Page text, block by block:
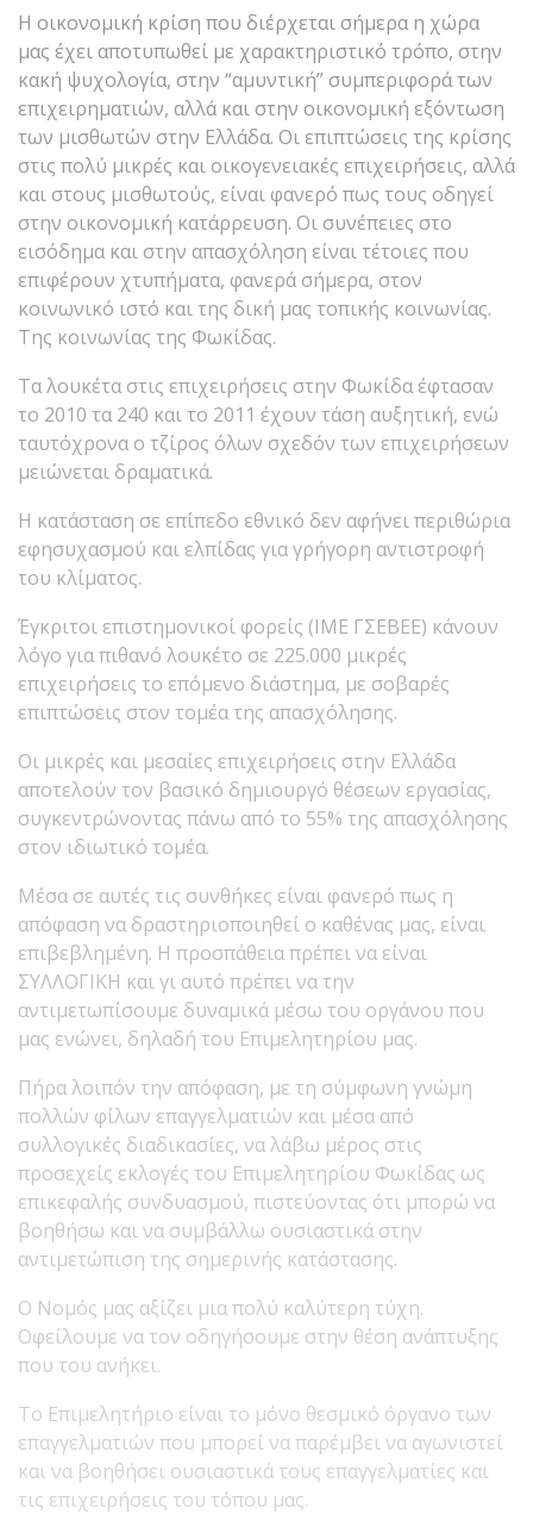
Η οικονομική κρίση που διέρχεται σήμερα η χώρα
μας έχει αποτυπωθεί με χαρακτηριστικό τρόπο, στην
κακή ψυχολογία, στην “αμυντική” συμπεριφορά των
επιχειρηματιών, αλλά και στην οικονομική εξόντωση
των μισθωτών στην Ελλάδα. Οι επιπτώσεις της κρίσης
στις πολύ μικρές και οικογενειακές επιχειρήσεις, αλλά
και στους μισθωτούς, είναι φανερό πως τους οδηγεί
στην οικονομική κατάρρευση. Οι συνέπειες στο
εισόδημα και στην απασχόληση είναι τέτοιες που
επιφέρουν χτυπήματα, φανερά σήμερα, στον
κοινωνικό ιστό και της δική μας τοπικής κοινωνίας.
Της κοινωνίας της Φωκίδας.
Τα λουκέτα στις επιχειρήσεις στην Φωκίδα έφτασαν
το 2010 τα 240 και το 2011 έχουν τάση αυξητική, ενώ
ταυτόχρονα ο τζίρος όλων σχεδόν των επιχειρήσεων
μειώνεται δραματικά.
Η κατάσταση σε επίπεδο εθνικό δεν αφήνει περιθώρια
εφησυχασμού και ελπίδας για γρήγορη αντιστροφή
του κλίματος.
Έγκριτοι επιστημονικοί φορείς (ΙΜΕ ΓΣΕΒΕΕ) κάνουν
λόγο για πιθανό λουκέτο σε 225.000 μικρές
επιχειρήσεις το επόμενο διάστημα, με σοβαρές
επιπτώσεις στον τομέα της απασχόλησης.
Οι μικρές και μεσαίες επιχειρήσεις στην Ελλάδα
αποτελούν τον βασικό δημιουργό θέσεων εργασίας,
συγκεντρώνοντας πάνω από το 55% της απασχόλησης
στον ιδιωτικό τομέα.
Μέσα σε αυτές τις συνθήκες είναι φανερό πως η
απόφαση να δραστηριοποιηθεί ο καθένας μας, είναι
επιβεβλημένη. Η προσπάθεια πρέπει να είναι
ΣΥΛΛΟΓΙΚΗ και γι αυτό πρέπει να την
αντιμετωπίσουμε δυναμικά μέσω του οργάνου που
μας ενώνει, δηλαδή του Επιμελητηρίου μας.
Πήρα λοιπόν την απόφαση, με τη σύμφωνη γνώμη
πολλών φίλων επαγγελματιών και μέσα από
συλλογικές διαδικασίες, να λάβω μέρος στις
προσεχείς εκλογές του Επιμελητηρίου Φωκίδας ως
επικεφαλής συνδυασμού, πιστεύοντας ότι μπορώ να
βοηθήσω και να συμβάλλω ουσιαστικά στην
αντιμετώπιση της σημερινής κατάστασης.
Ο Νομός μας αξίζει μια πολύ καλύτερη τύχη.
Οφείλουμε να τον οδηγήσουμε στην θέση ανάπτυξης
που του ανήκει.
Το Επιμελητήριο είναι το μόνο θεσμικό όργανο των
επαγγελματιών που μπορεί να παρέμβει να αγωνιστεί
και να βοηθήσει ουσιαστικά τους επαγγελματίες και
τις επιχειρήσεις του τόπου μας.